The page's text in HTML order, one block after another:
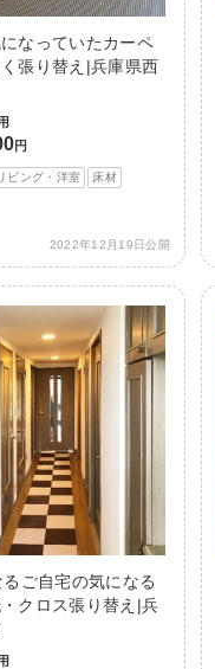
なっていたカーペ
張り替え|兵庫県西
円
ビング・洋室 床材
2022年12月19日公開
ご自宅の気になる
クロス張り替え|兵